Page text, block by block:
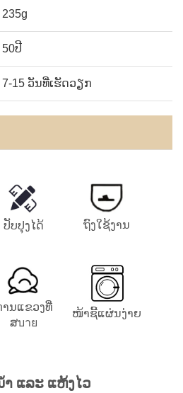
235g
50ປີ
7-15 ວັນທີ່ເຮັດວຽກ
ປັບປຸງໄດ້ ຖົງໃຊ້ງານ
ານແຂວງທີ່
ສบาย
ໜ້າຊີ້ແຜ່ນງ່າຍ
ແລະ ແຫ້ງໄວ